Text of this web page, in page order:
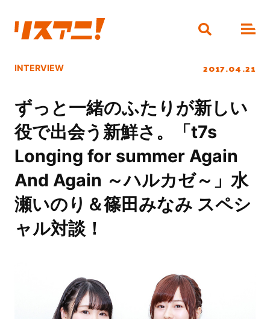
INTERVIEW 2017.04.21
ずっと一緒のふたりが新しい
役で出会う新鮮さ。「t7s
Longing for summer Again
And Again ～ハルカゼ～」水
瀬いのり＆篠田みなみ スペシ
ャル対談！